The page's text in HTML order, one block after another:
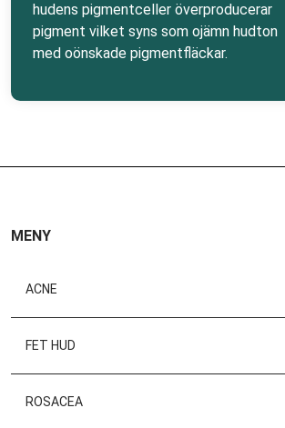
hudens pigmentceller överproducerar
pigment vilket syns som ojämn hudton
med oönskade pigmentfläckar.
MENY
ACNE
FET HUD
ROSACEA